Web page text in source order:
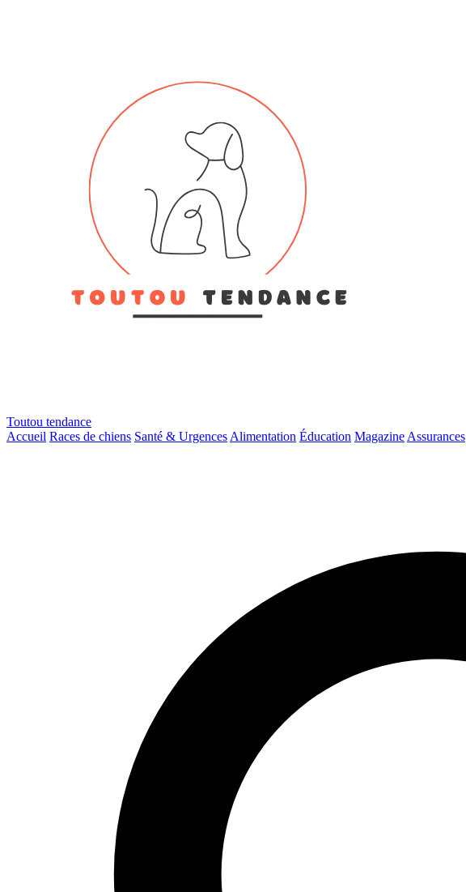
Toutou tendance
Accueil Races de chiens Santé & Urgences Alimentation Éducation Magazine Assurances